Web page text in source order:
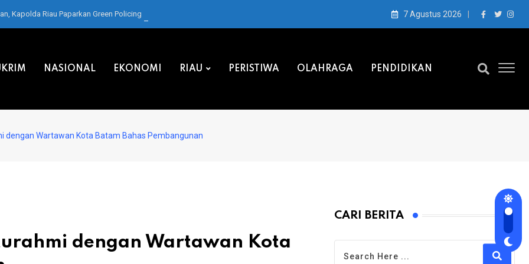
Kapolda Riau Paparkan Green Policing di Forum IMT-GT 7 Agustus 2026
NASIONAL EKONOMI RIAU PERISTIWA OLAHRAGA PENDIDIKAN
dengan Wartawan Kota Batam Bahas Pembangunan
dengan Wartawan Kota
CARI BERITA